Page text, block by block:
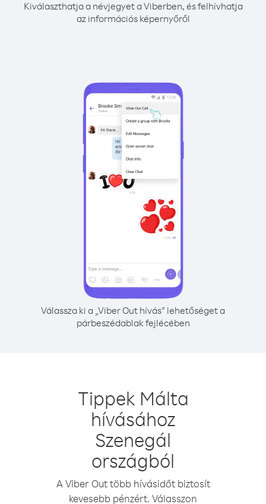
Kiválaszthatja a névjegyet a Viberben, és felhívhatja
az információs képernyőről
Válassza ki a „Viber Out hívás” lehetőséget a
párbeszédablak fejlécében
Tippek Málta
hívásához
Szenegál
országból
A Viber Out több hívásidőt biztosít
kevesebb pénzért. Válasszon